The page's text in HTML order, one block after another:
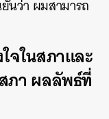
นว่า ผมสามารถ
จในสภาและ
ภา ผลลัพธ์ที่